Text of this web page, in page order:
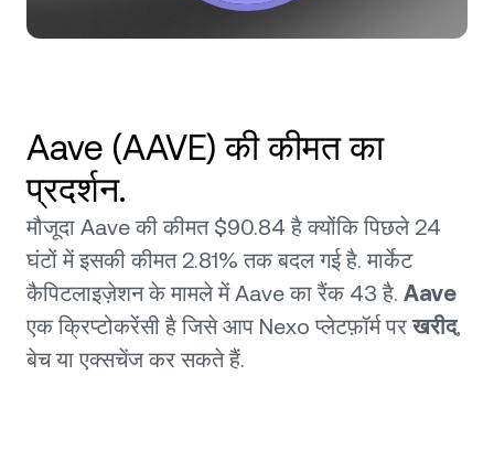
Aave (AAVE) की कीमत का
प्रदर्शन.
मौजूदा Aave की कीमत $90.84 है क्योंकि पिछले 24
घंटों में इसकी कीमत 2.81% तक बदल गई है. मार्केट
कैपिटलाइज़ेशन के मामले में Aave का रैंक 43 है. Aave
एक क्रिप्टोकरेंसी है जिसे आप Nexo प्लेटफ़ॉर्म परखरीद,
बेच या एक्सचेंज कर सकते हैं.